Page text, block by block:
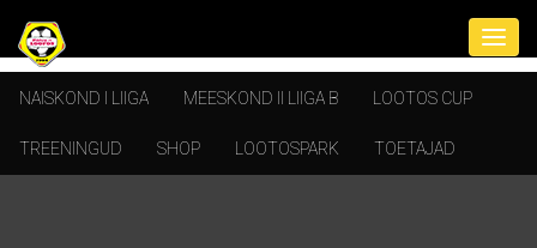
NAISKOND I LIIGA MEESKOND II LIIGA B LOOTOS CUP
TREENINGUD SHOP LOOTOSPARK TOETAJAD